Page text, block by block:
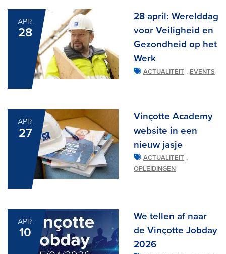
APR.
28
28 april: Werelddag
voor Veiligheid en
Gezondheid op het
Werk
ACTUALITEIT , EVENTS
APR.
27
Vinçotte Academy
website in een
nieuw jasje
ACTUALITEIT ,
OPLEIDINGEN
APR.
10
We tellen af naar
de Vinçotte Jobday
2026